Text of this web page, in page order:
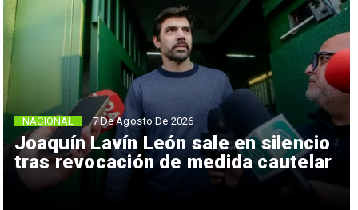
Joaquín Lavín León sale en silencio
tras revocación de medida cautelar
NACIONAL 7 De Agosto De 2026